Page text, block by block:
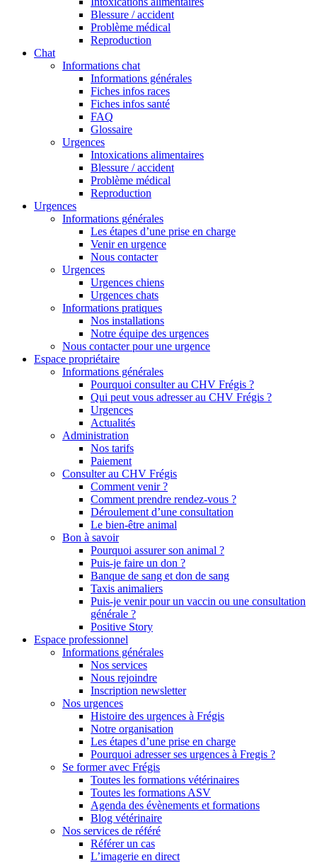
Blessure / accident
Problème médical
Reproduction
Chat
Informations chat
Informations générales
Fiches infos races
Fiches infos santé
FAQ
Glossaire
Urgences
Intoxications alimentaires
Blessure / accident
Problème médical
Reproduction
Urgences
Informations générales
Les étapes d’une prise en charge
Venir en urgence
Nous contacter
Urgences
Urgences chiens
Urgences chats
Informations pratiques
Nos installations
Notre équipe des urgences
Nous contacter pour une urgence
Espace propriétaire
Informations générales
Pourquoi consulter au CHV Frégis ?
Qui peut vous adresser au CHV Frégis ?
Urgences
Actualités
Administration
Nos tarifs
Paiement
Consulter au CHV Frégis
Comment venir ?
Comment prendre rendez-vous ?
Déroulement d’une consultation
Le bien-être animal
Bon à savoir
Pourquoi assurer son animal ?
Puis-je faire un don ?
Banque de sang et don de sang
Taxis animaliers
Puis-je venir pour un vaccin ou une consultation
générale ?
Positive Story
Espace professionnel
Informations générales
Nos services
Nous rejoindre
Inscription newsletter
Nos urgences
Histoire des urgences à Frégis
Notre organisation
Les étapes d’une prise en charge
Pourquoi adresser ses urgences à Fregis ?
Se former avec Frégis
Toutes les formations vétérinaires
Toutes les formations ASV
Agenda des évènements et formations
Blog vétérinaire
Nos services de référé
Référer un cas
L’imagerie en direct